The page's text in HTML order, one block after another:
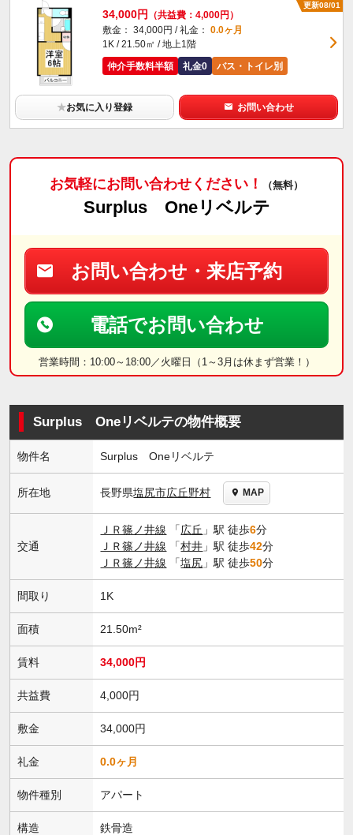
更新08/01
34,000円
（共益費：4,000円）
敷金： 34,000円 / 礼金： 0.0ヶ月
1K / 21.50㎡ / 地上1階
仲介手数料半額
礼金0 バス・トイレ別
★お気に入り登録 お問い合わせ
お気軽にお問い合わせください！ （無料）
Surplus Oneリベルテ
お問い合わせ・来店予約
電話でお問い合わせ
営業時間：10:00～18:00／火曜日（1～3月は休まず営業！）
Surplus Oneリベルテの物件概要
物件名 Surplus Oneリベルテ
所在地 長野県塩尻市広丘野村 MAP
交通
ＪＲ篠ノ井線 「広丘 」駅 徒歩6分
ＪＲ篠ノ井線 「村井 」駅 徒歩42分
ＪＲ篠ノ井線 「塩尻 」駅 徒歩50分
間取り 1K
面積 21.50m²
賃料 34,000円
共益費 4,000円
敷金 34,000円
礼金 0.0ヶ月
物件種別 アパート
構造 鉄骨造